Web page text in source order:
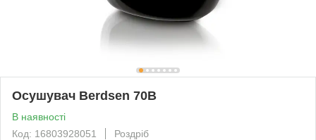
Осушувач Berdsen 70B
В наявності
Код: 16803928051
Роздріб